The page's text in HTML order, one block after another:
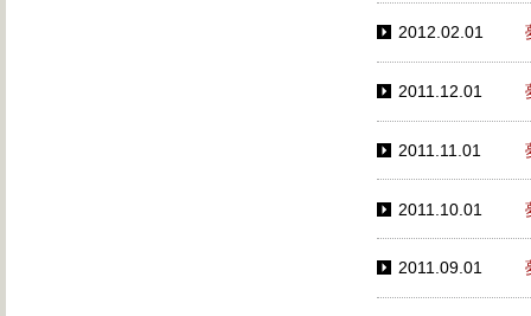
2012.02.01
2011.12.01
2011.11.01
2011.10.01
2011.09.01